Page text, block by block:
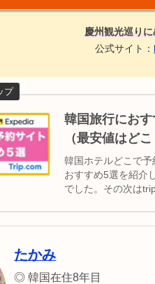
慶州観光巡り
公式サイト：
韓国旅行にお
（最安値はど
韓国ホテルどこで
おすすめ5選を紹介
でした。その次は
たかみ
◎ 韓国在住8年目